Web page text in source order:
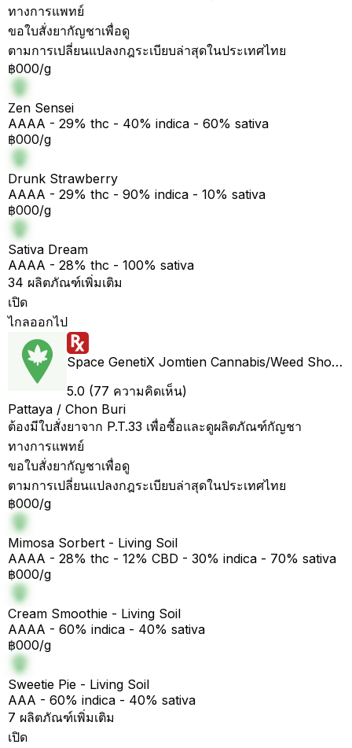
ทางการแพทย์
ขอใบสั่งยากัญชาเพื่อดู
ตามการเปลี่ยนแปลงกฎระเบียบล่าสุดในประเทศไทย
฿000/g
Zen Sensei
AAAA - 29% thc - 40% indica - 60% sativa
฿000/g
Drunk Strawberry
AAAA - 29% thc - 90% indica - 10% sativa
฿000/g
Sativa Dream
AAAA - 28% thc - 100% sativa
34 ผลิตภัณฑ์เพิ่มเติม
เปิด
ไกลออกไป
Space GenetiX Jomtien Cannabis/Weed Shop & Organic Farm
5.0 (77 ความคิดเห็น)
Pattaya / Chon Buri
ต้องมีใบสั่งยาจาก P.T.33 เพื่อซื้อและดูผลิตภัณฑ์กัญชา
ทางการแพทย์
ขอใบสั่งยากัญชาเพื่อดู
ตามการเปลี่ยนแปลงกฎระเบียบล่าสุดในประเทศไทย
฿000/g
Mimosa Sorbert - Living Soil
AAAA - 28% thc - 12% CBD - 30% indica - 70% sativa
฿000/g
Cream Smoothie - Living Soil
AAAA - 60% indica - 40% sativa
฿000/g
Sweetie Pie - Living Soil
AAA - 60% indica - 40% sativa
7 ผลิตภัณฑ์เพิ่มเติม
เปิด